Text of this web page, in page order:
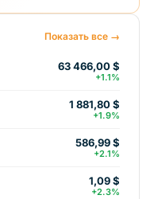
Показать все →
63 466,00 $
+1.1%
1 881,80 $
+1.9%
586,99 $
+2.1%
1,09 $
+2.3%